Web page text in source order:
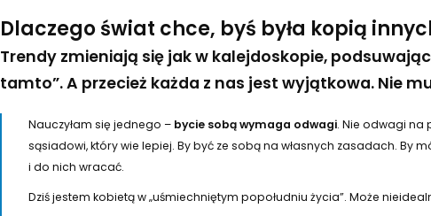
Dlaczego świat chce, byś była kopią
Trendy zmieniają się jak w kalejdoskopie,
tamto”. A przecież każda z nas jest wyjątkowa. Nie
Nauczyłam się jednego – bycie sobą wymaga odwagi. Nie odwagi na
sąsiadowi, który wie lepiej. By być ze sobą na własnych zasadach. By
i do nich wracać.
Dziś jestem kobietą w „uśmiechniętym popołudniu życia”. Może